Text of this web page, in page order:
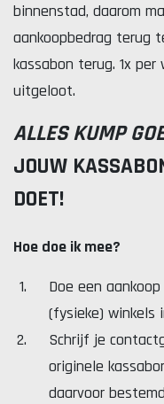
Organisatie
binnenstad, daarom
aankoopbedrag terug
kassabon terug. 1x
uitgeloot.
ALLES KUMP
JOUW
DOET!
Hoe doe ik mee?
Doe een
(fysieke) winkels
Schrijf je
originele
daarvoor